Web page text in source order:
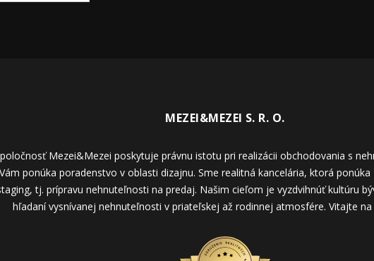
MEZEI&MEZEI S. R. O.
Mezei&Mezei poskytuje právnu istotu pri realizácii obchodovania s
Vám ponúka poradenstvo v oblasti dizajnu. Sme realitná kancelária, ktorá ponúka
tj. prípravu nehnuteľnosti na predaj. Našim cieľom je vyzdvihnúť kultúru
hľadaní vysnívanej nehnuteľnosti v priateľskej až rodinnej atmosfére. Vitajte na